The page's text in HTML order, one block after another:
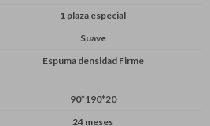
1 plaza especial
Suave
Espuma densidad Firme
90*190*20
24 meses